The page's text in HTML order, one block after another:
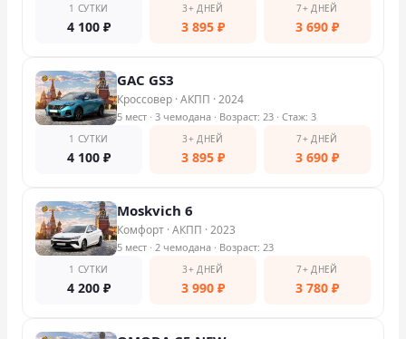
1 СУТКИ
4 100 ₽
3+ ДНЕЙ
3 895 ₽
7+ ДНЕЙ
3 690 ₽
GAC GS3
Кроссовер ·АКПП ·2024
5 мест · 3 чемодана · Возраст: 23 · Стаж: 3
1 СУТКИ
4 100 ₽
3+ ДНЕЙ
3 895 ₽
7+ ДНЕЙ
3 690 ₽
Moskvich 6
Комфорт ·АКПП ·2023
5 мест · 2 чемодана · Возраст: 23
1 СУТКИ
4 200 ₽
3+ ДНЕЙ
3 990 ₽
7+ ДНЕЙ
3 780 ₽